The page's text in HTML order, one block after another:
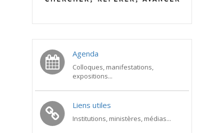
Agenda
Colloques, manifestations,
expositions...
Liens utiles
Institutions, ministères, médias...